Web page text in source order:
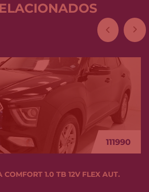
85990
PREMIER 1.4 TURBO 16V